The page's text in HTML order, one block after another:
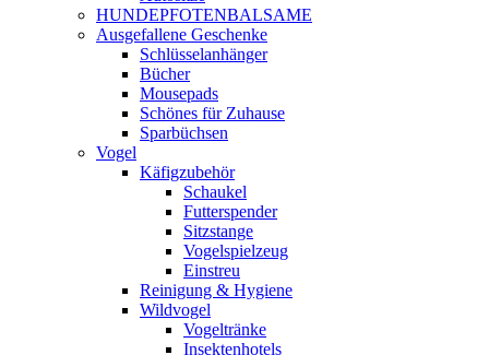
HUNDEPFOTENBALSAME
Ausgefallene Geschenke
Schlüsselanhänger
Bücher
Mousepads
Schönes für Zuhause
Sparbüchsen
Vogel
Käfigzubehör
Schaukel
Futterspender
Sitzstange
Vogelspielzeug
Einstreu
Reinigung & Hygiene
Wildvogel
Vogeltränke
Insektenhotels